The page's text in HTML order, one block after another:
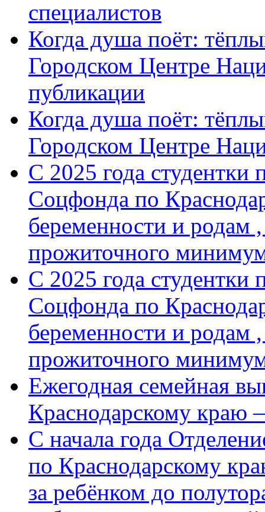
специалистов
Когда душа поёт:
Городском Центре
публикации
Когда душа поёт:
Городском Центре
С 2025 года студентки
Соцфонда по
беременности и родам
прожиточного
С 2025 года студентки
Соцфонда по
беременности и родам
прожиточного
Ежегодная семейная
Краснодарскому краю
С начала года
по Краснодарскому
за ребёнком до